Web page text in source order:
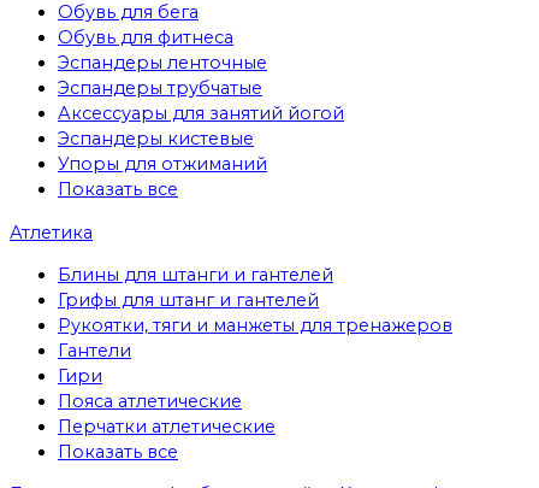
Обувь для бега
Обувь для фитнеса
Эспандеры ленточные
Эспандеры трубчатые
Аксессуары для занятий йогой
Эспандеры кистевые
Упоры для отжиманий
Показать все
Атлетика
Блины для штанги и гантелей
Грифы для штанг и гантелей
Рукоятки, тяги и манжеты для тренажеров
Гантели
Гири
Пояса атлетические
Перчатки атлетические
Показать все